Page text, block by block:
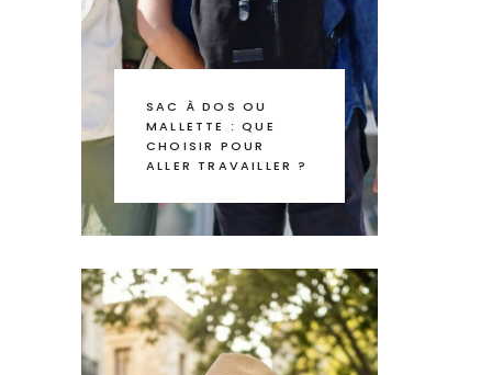
SAC À DOS OU
MALLETTE : QUE
CHOISIR POUR
ALLER TRAVAILLER ?